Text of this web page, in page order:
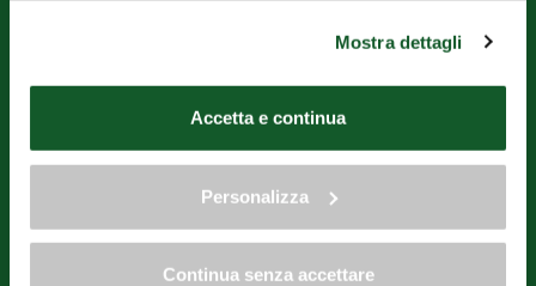
"Personalizza". Al fine di revocare il consenso prestato e
visualizzare le informazioni complete sul trattamento dei
"gestione cookie"
cookie.
Mostra dettagli
Accetta e continua
Personalizza
Continua senza accettare
C.F. 92057840131
MwSt.-Nummer 03257270136
der "Aufforderung zur Einreichung von Vorschlägen für den
wirtschaftlichen Wiederaufbau städtischer Gebiete in
Geschäftsvierteln" finanziert und außerdem mit Beiträgen der
Gemeindeverwaltungen von Bellagio, Griante, Menaggio, Tremezzina,